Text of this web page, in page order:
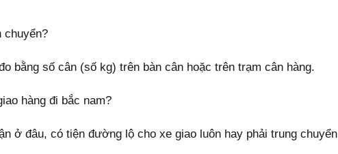
chuyển?
bằng số cân (số kg) trên bàn cân hoặc trên trạm cân hàng.
hàng đi bắc nam?
ở đâu, có tiện đường lộ cho xe giao luôn hay phải trung chuyển